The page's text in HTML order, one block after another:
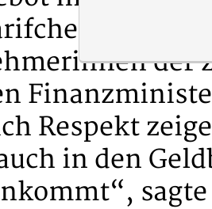
Volker
der
Respekt
in den